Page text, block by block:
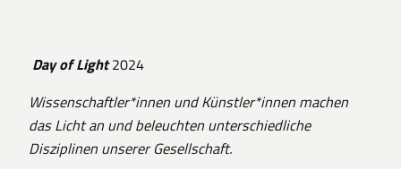
Day of Light2024
Wissenschaftler*innen und Künstler*innen machen
das Licht an und beleuchten unterschiedliche
Disziplinen unserer Gesellschaft.